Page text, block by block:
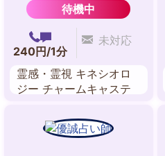
待機中
240円/1分
未対応
霊感・霊視 キネシオロ
ジー チャームキャステ
ーディング 縁結びヒー
リング 波動修正 未来予